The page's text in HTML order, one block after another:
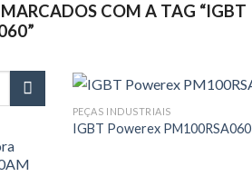
COM A TAG “IGBT
PEÇAS INDUSTRIAIS
IGBT Powerex PM100RSA060